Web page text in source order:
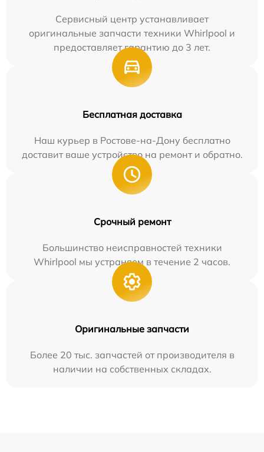
Сервисный центр устанавливает
оригинальные запчасти техники Whirlpool и
предоставляет гарантию до 3 лет.
Бесплатная доставка
Наш курьер в Ростове-на-Дону бесплатно
доставит ваше устройство на ремонт и обратно.
Срочный ремонт
Большинство неисправностей техники
Whirlpool мы устраняем в течение 2 часов.
Оригинальные запчасти
Более 20 тыс. запчастей от производителя в
наличии на собственных складах.